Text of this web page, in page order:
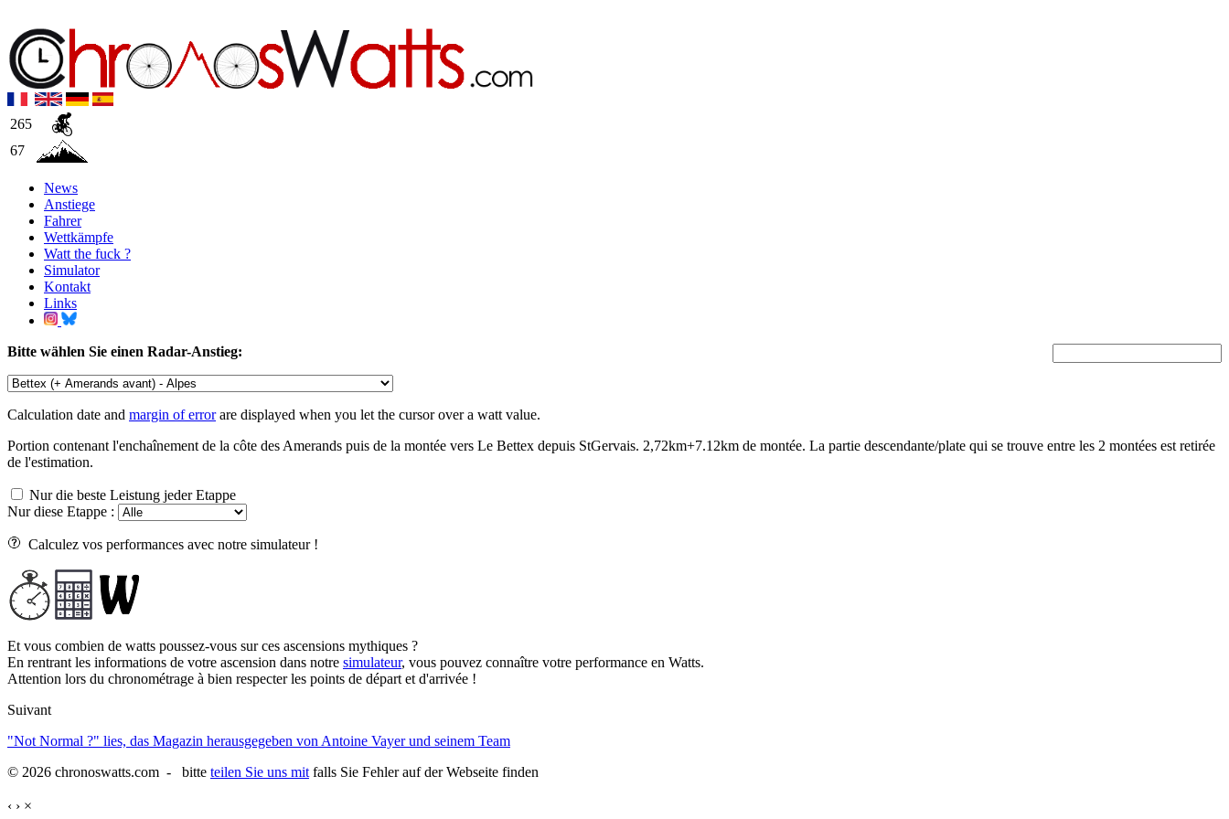
265
67
News
Anstiege
Fahrer
Wettkämpfe
Watt the fuck ?
Simulator
Kontakt
Links
Bitte wählen Sie einen Radar-Anstieg:
Calculation date and margin of errorare displayed when you let the cursor over a watt value.
Portion contenant l'enchaînement de la côte des Amerands puis de la montée vers Le Bettex depuis StGervais. 2,72km+7.12km de montée. La partie descendante/plate qui se trouve entre les 2 montées est retirée
de l'estimation.
Nur die beste Leistung jeder Etappe
Nur diese Etappe :
Calculez vos performances avec notre simulateur !
Et vous combien de watts poussez-vous sur ces ascensions mythiques ?
En rentrant les informations de votre ascension dans notre simulateur, vous pouvez connaître votre performance en Watts.
Attention lors du chronométrage à bien respecter les points de départ et d'arrivée !
Suivant
"Not Normal ?" lies, das Magazin herausgegeben von Antoine Vayer und seinem Team
© 2026 chronoswatts.com - bitte teilen Sie uns mit falls Sie Fehler auf der Webseite finden
‹ › ×